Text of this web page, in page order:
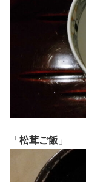
「 松茸ご飯 」